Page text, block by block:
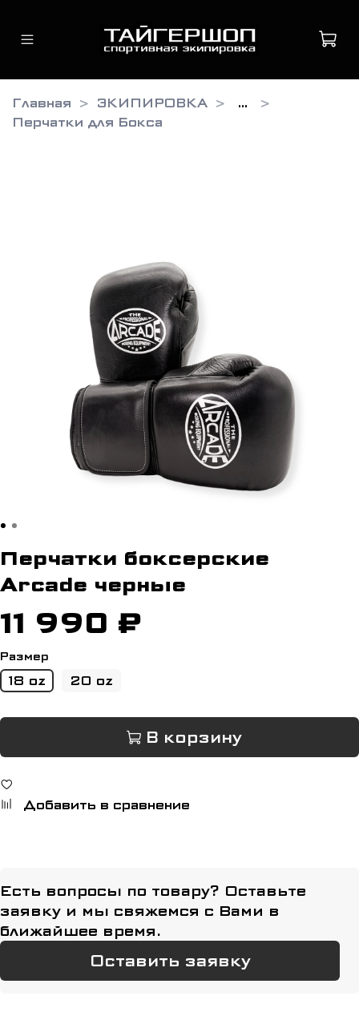
Главная ЭКИПИРОВКА
...
Перчатки для Бокса
Перчатки боксерские
Arcade черные
11 990 ₽
Размер
18 oz 20 oz
В корзину
Добавить в сравнение
Есть вопросы по товару? Оставьте
заявку и мы свяжемся с Вами в
ближайшее время.
Оставить заявку